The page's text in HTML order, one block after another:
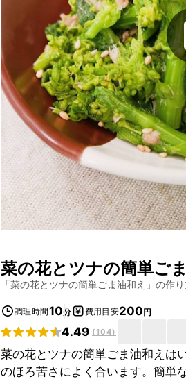
菜の花とツナの簡単ご
「菜の花とツナの簡単ごま油和え 」の作
調理時間10分 費用目安200円
4.49 (104)
菜の花とツナの簡単ごま油和えは
のほろ苦さによく合います。簡単